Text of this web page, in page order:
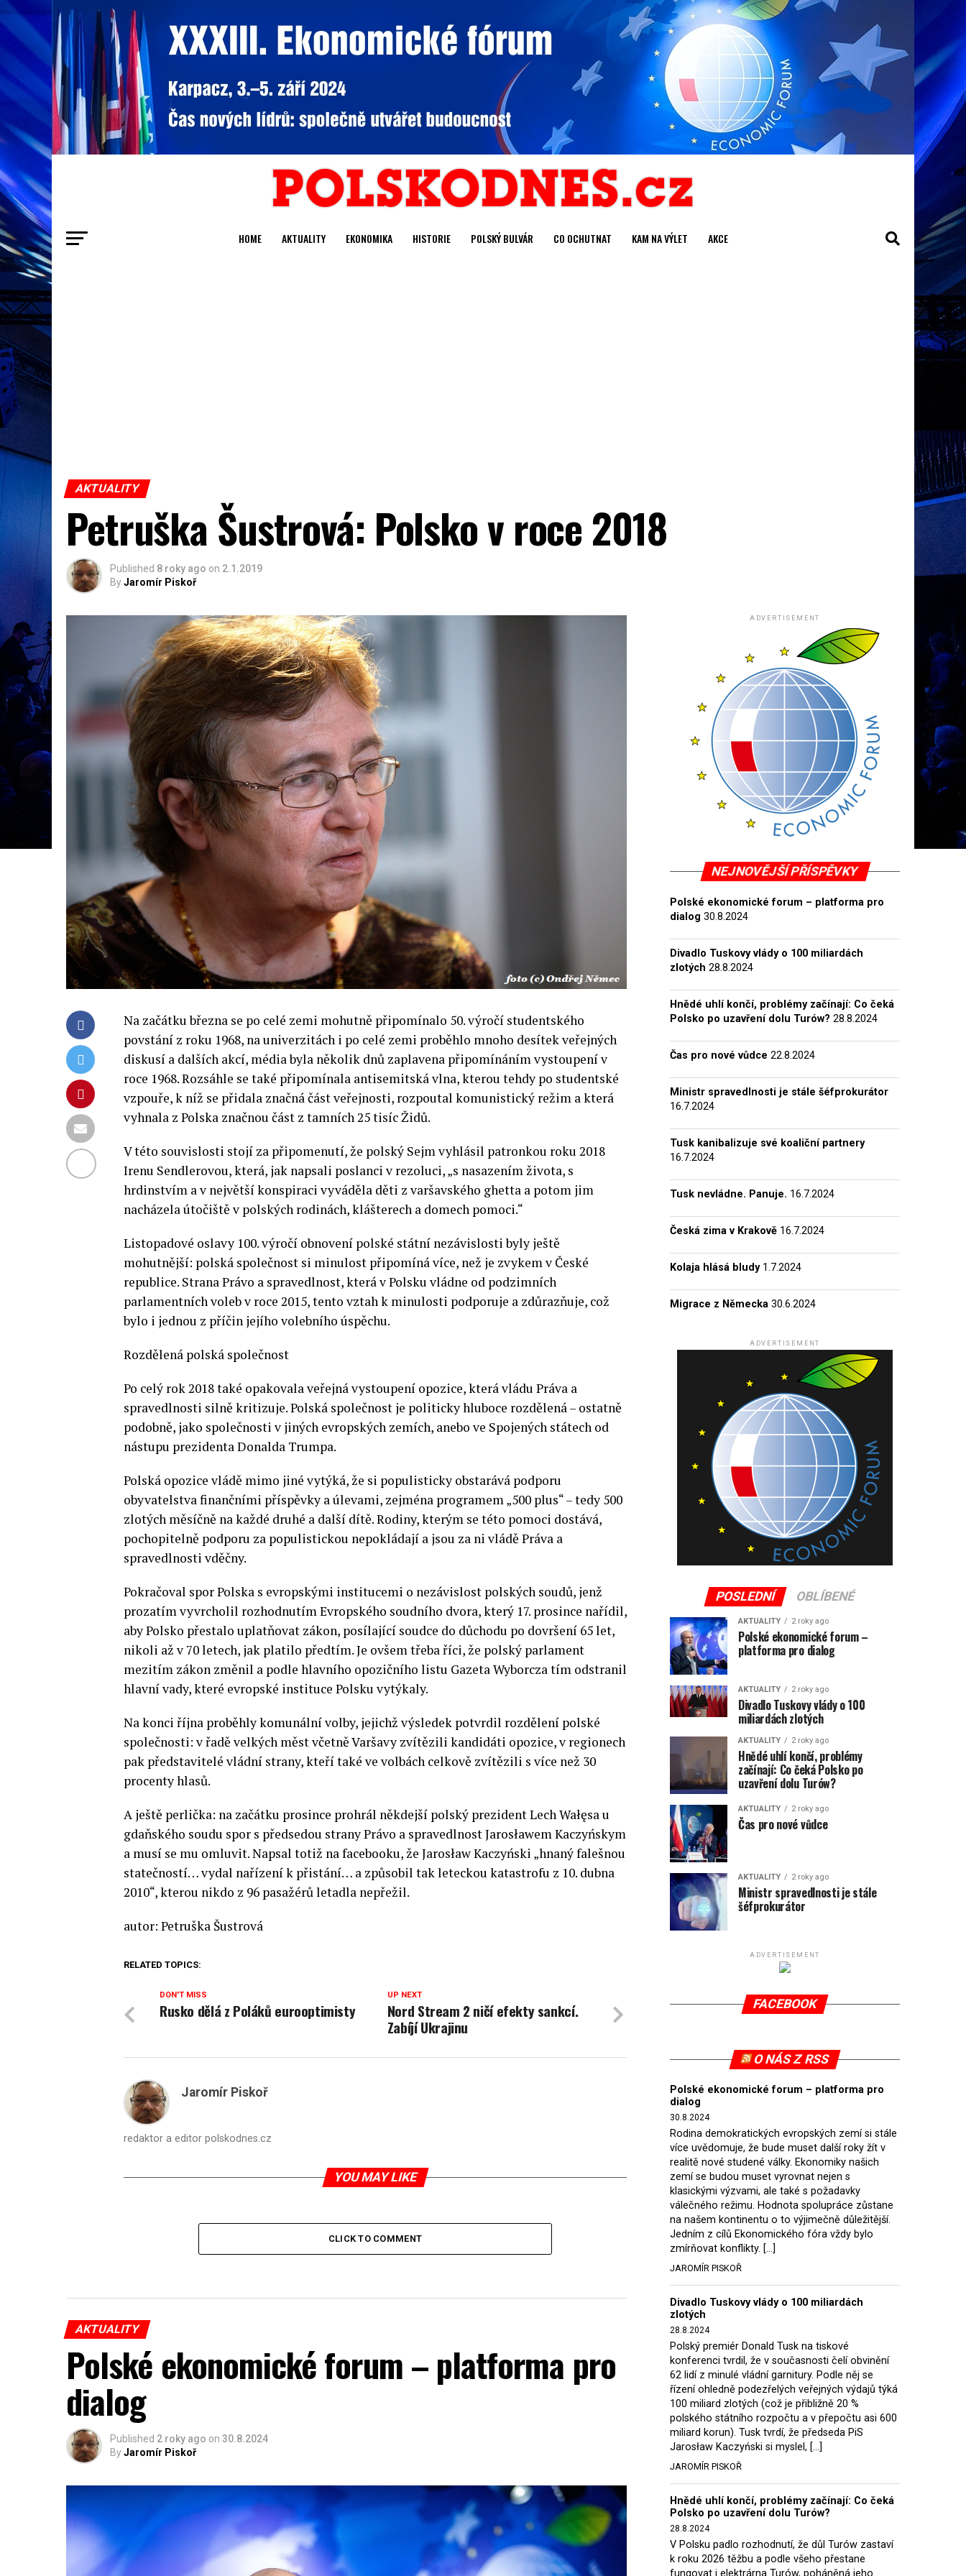
HOME AKTUALITY EKONOMIKA HISTORIE POLSKÝ BULVÁR CO OCHUTNAT KAM NA VÝLET AKCE
AKTUALITY
Petruška Šustrová: Polsko v roce 2018
Published 8 roky ago on 2.1.2019
ByJaromír Piskoř
Na začátku března se po celé zemi mohutně připomínalo 50. výročí studentského
povstání z roku 1968, na univerzitách i po celé zemi proběhlo mnoho desítek veřejných
diskusí a dalších akcí, média byla několik dnů zaplavena připomínáním vystoupení v
roce 1968. Rozsáhle se také připomínala antisemitská vlna, kterou tehdy po studentské
vzpouře, k níž se přidala značná část veřejnosti, rozpoutal komunistický režim a která
vyhnala z Polska značnou část z tamních 25 tisíc Židů.
V této souvislosti stojí za připomenutí, že polský Sejm vyhlásil patronkou roku 2018
Irenu Sendlerovou, která, jak napsali poslanci v rezoluci, „s nasazením života, s
hrdinstvím a v největší konspiraci vyváděla děti z varšavského ghetta a potom jim
nacházela útočiště v polských rodinách, klášterech a domech pomoci.“
Listopadové oslavy 100. výročí obnovení polské státní nezávislosti byly ještě
mohutnější: polská společnost si minulost připomíná více, než je zvykem v České
republice. Strana Právo a spravedlnost, která v Polsku vládne od podzimních
parlamentních voleb v roce 2015, tento vztah k minulosti podporuje a zdůrazňuje, což
bylo i jednou z příčin jejího volebního úspěchu.
Rozdělená polská společnost
Po celý rok 2018 také opakovala veřejná vystoupení opozice, která vládu Práva a
spravedlnosti silně kritizuje. Polská společnost je politicky hluboce rozdělená – ostatně
podobně, jako společnosti v jiných evropských zemích, anebo ve Spojených státech od
nástupu prezidenta Donalda Trumpa.
Polská opozice vládě mimo jiné vytýká, že si populisticky obstarává podporu
obyvatelstva finančními příspěvky a úlevami, zejména programem „500 plus“ – tedy 500
zlotých měsíčně na každé druhé a další dítě. Rodiny, kterým se této pomoci dostává,
pochopitelně podporu za populistickou nepokládají a jsou za ni vládě Práva a
spravedlnosti vděčny.
Pokračoval spor Polska s evropskými institucemi o nezávislost polských soudů, jenž
prozatím vyvrcholil rozhodnutím Evropského soudního dvora, který 17. prosince nařídil,
aby Polsko přestalo uplatňovat zákon, posílající soudce do důchodu po dovršení 65 let,
nikoli až v 70 letech, jak platilo předtím. Je ovšem třeba říci, že polský parlament
mezitím zákon změnil a podle hlavního opozičního listu Gazeta Wyborcza tím odstranil
hlavní vady, které evropské instituce Polsku vytýkaly.
Na konci října proběhly komunální volby, jejichž výsledek potvrdil rozdělení polské
společnosti: v řadě velkých měst včetně Varšavy zvítězili kandidáti opozice, v regionech
pak představitelé vládní strany, kteří také ve volbách celkově zvítězili s více než 30
procenty hlasů.
A ještě perlička: na začátku prosince prohrál někdejší polský prezident Lech Wałęsa u
gdaňského soudu spor s předsedou strany Právo a spravedlnost Jarosławem Kaczyńskym
a musí se mu omluvit. Napsal totiž na facebooku, že Jarosław Kaczyński „hnaný falešnou
statečností… vydal nařízení k přistání… a způsobil tak leteckou katastrofu z 10. dubna
2010“, kterou nikdo z 96 pasažérů letadla nepřežil.
autor: Petruška Šustrová
RELATED TOPICS:
UP NEXT
Nord Stream 2 ničí efekty sankcí.
Zabíjí Ukrajinu
DON'T MISS
Rusko dělá z Poláků eurooptimisty
Jaromír Piskoř
redaktor a editor polskodnes.cz
YOU MAY LIKE
CLICK TO COMMENT
AKTUALITY
Polské ekonomické forum – platforma pro
dialog
Published 2 roky ago on 30.8.2024
ByJaromír Piskoř
ADVERTISEMENT
NEJNOVĚJŠÍ PŘÍSPĚVKY
Polské ekonomické forum – platforma pro
dialog 30.8.2024
Divadlo Tuskovy vlády o 100 miliardách
zlotých 28.8.2024
Hnědé uhlí končí, problémy začínají: Co čeká
Polsko po uzavření dolu Turów? 28.8.2024
Čas pro nové vůdce 22.8.2024
Ministr spravedlnosti je stále šéfprokurátor
16.7.2024
Tusk kanibalizuje své koaliční partnery
16.7.2024
Tusk nevládne. Panuje. 16.7.2024
Česká zima v Krakově 16.7.2024
Kolaja hlásá bludy 1.7.2024
Migrace z Německa 30.6.2024
ADVERTISEMENT
POSLEDNÍ OBLÍBENÉ
AKTUALITY 2 roky ago
Polské ekonomické forum –
platforma pro dialog
AKTUALITY 2 roky ago
Divadlo Tuskovy vlády o 100
miliardách zlotých
AKTUALITY 2 roky ago
Hnědé uhlí končí, problémy
začínají: Co čeká Polsko po
uzavření dolu Turów?
AKTUALITY 2 roky ago
Čas pro nové vůdce
AKTUALITY 2 roky ago
Ministr spravedlnosti je stále
šéfprokurátor
ADVERTISEMENT
FACEBOOK
O NÁS Z RSS
Polské ekonomické forum – platforma pro
dialog
30.8.2024
Rodina demokratických evropských zemí si stále
více uvědomuje, že bude muset další roky žít v
realitě nové studené války. Ekonomiky našich
zemí se budou muset vyrovnat nejen s
klasickými výzvami, ale také s požadavky
válečného režimu. Hodnota spolupráce zůstane
na našem kontinentu o to výjimečně důležitější.
Jedním z cílů Ekonomického fóra vždy bylo
zmírňovat konflikty. […]
JAROMÍR PISKOŘ
Divadlo Tuskovy vlády o 100 miliardách
zlotých
28.8.2024
Polský premiér Donald Tusk na tiskové
konferenci tvrdil, že v současnosti čelí obvinění
62 lidí z minulé vládní garnitury. Podle něj se
řízení ohledně podezřelých veřejných výdajů týká
100 miliard zlotých (což je přibližně 20 %
polského státního rozpočtu a v přepočtu asi 600
miliard korun). Tusk tvrdí, že předseda PiS
Jarosław Kaczyński si myslel, […]
JAROMÍR PISKOŘ
Hnědé uhlí končí, problémy začínají: Co čeká
Polsko po uzavření dolu Turów?
28.8.2024
V Polsku padlo rozhodnutí, že důl Turów zastaví
k roku 2026 těžbu a podle všeho přestane
fungovat i elektrárna Turów, poháněná jeho